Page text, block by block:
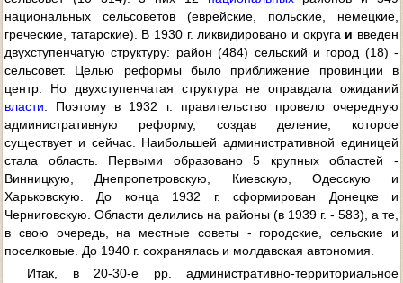
национальных сельсоветов (еврейские, польские, немецкие,
греческие, татарские). В 1930 г. ликвидировано и округа и введен
двухступенчатую структуру: район (484) сельский и город (18) -
сельсовет. Целью реформы было приближение провинции в
центр. Но двухступенчатая структура не оправдала ожиданий
власти . Поэтому в 1932 г. правительство провело очередную
административную реформу, создав деление, которое
существует и сейчас. Наибольшей административной единицей
стала область. Первыми образовано 5 крупных областей -
Винницкую, Днепропетровскую, Киевскую, Одесскую и
Харьковскую. До конца 1932 г. сформирован Донецке и
Черниговскую. Области делились на районы (в 1939 г. - 583), а те,
в свою очередь, на местные советы - городские, сельские и
поселковые. До 1940 г. сохранялась и молдавская автономия.
Итак, в 20-30-е pp. административно-территориальное